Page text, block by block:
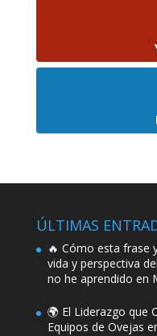
ÚLTIMAS
🔥 Cómo esta frase
vida y perspectiva
no he aprendido en
🌍 El Liderazgo que
Equipos de Ovejas